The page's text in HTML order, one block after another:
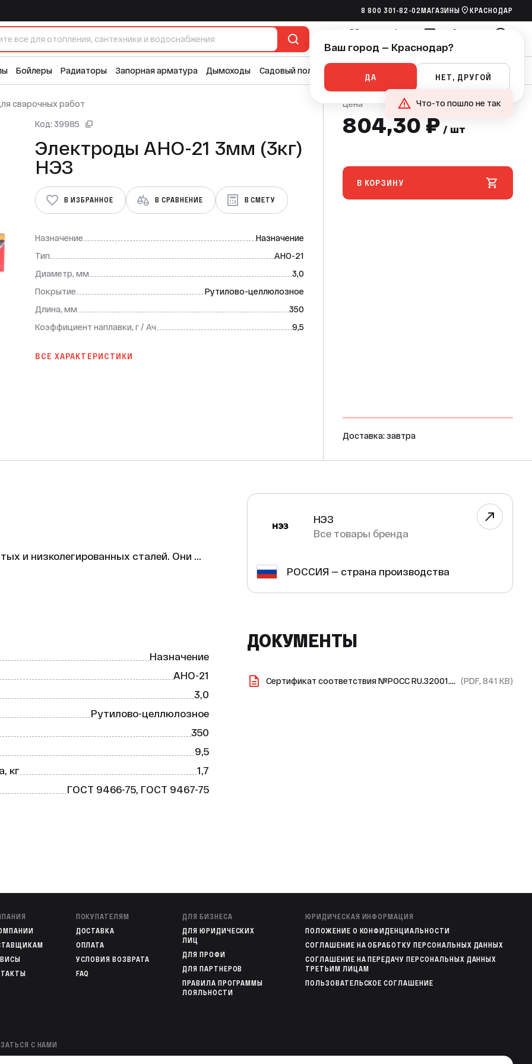
8 800 301-82-02 МАГАЗИНЫ КРАСНОДАР
ИзбранноеСравнениеСметыКорзина
Бойлеры Радиаторы Запорная арматура Дымоходы Садовый полив Канализация Ручной инструмент
сварочных работ
Код: 39985
Электроды АНО-21 3мм (3кг)
НЭЗ
В ИЗБРАННОЕ В СРАВНЕНИЕ В СМЕТУ
Назначение
Назначение
Тип
АНО-21
Диаметр, мм
3,0
Покрытие
Рутилово-целлюлозное
Длина, мм
350
Коэффициент наплавки, г / Ач
9,5
ВСЕ ХАРАКТЕРИСТИКИ
Цена
804,30 ₽ / шт
В КОРЗИНУ
Доставка: завтра
и низколегированных сталей. Они
сварочной дуги, а также имеют
положениях.
1,7 кг.
75.
цене!
Назначение
АНО-21
3,0
Рутилово-целлюлозное
350
9,5
кг
1,7
ГОСТ 9466-75, ГОСТ 9467-75
НЭЗ
Все товары бренда
РОССИЯ — страна производства
ДОКУМЕНТЫ
Сертификат соответствия №РОСС RU.З2001.04.ИБФ1.ОСП28.58537 (PDF, 841 KB)
804,30 ₽/ шт В КОРЗИНУ
ПОКУПАТЕЛЯМ
ДОСТАВКА
ОПЛАТА
УСЛОВИЯ ВОЗВРАТА
FAQ
ДЛЯ БИЗНЕСА
ДЛЯ ЮРИДИЧЕСКИХ
ЛИЦ
ДЛЯ ПРОФИ
ДЛЯ ПАРТНЕРОВ
ПРАВИЛА ПРОГРАММЫ
ЛОЯЛЬНОСТИ
ЮРИДИЧЕСКАЯ ИНФОРМАЦИЯ
ПОЛОЖЕНИЕ О КОНФИДЕНЦИАЛЬНОСТИ
СОГЛАШЕНИЕ НА ОБРАБОТКУ ПЕРСОНАЛЬНЫХ ДАННЫХ
СОГЛАШЕНИЕ НА ПЕРЕДАЧУ ПЕРСОНАЛЬНЫХ ДАННЫХ
ТРЕТЬИМ ЛИЦАМ
ПОЛЬЗОВАТЕЛЬСКОЕ СОГЛАШЕНИЕ
С НАМИ
Ваш город — Краснодар?
ДА НЕТ, ДРУГОЙ
Что-то пошло не так